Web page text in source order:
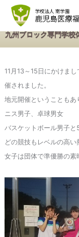
九州ブロック専門学校
11月13～15日にかけま
催されました。
地元開催ということも
ニス男子、卓球男女
バスケットボール男子と
どの競技もレベルの高
女子は団体で準優勝の素